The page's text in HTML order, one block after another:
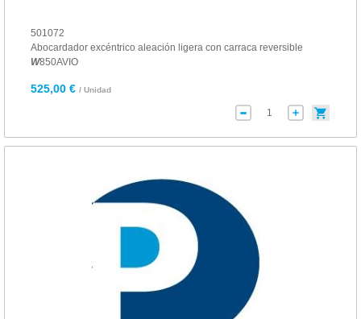
501072
Abocardador excéntrico aleación ligera con carraca reversible
W850AVIO
525,00 € / Unidad